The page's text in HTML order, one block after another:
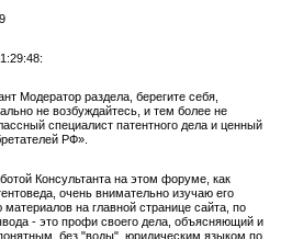
Модератор раздела, берегите себя,
не возбуждайтесь, и тем более не
специалист патентного дела и ценный
РФ».
Консультанта на этом форуме, как
очень внимательно изучаю его
на главной странице сайта, по
- это профи своего дела, объясняющий и
без "воды", юридическим языком по